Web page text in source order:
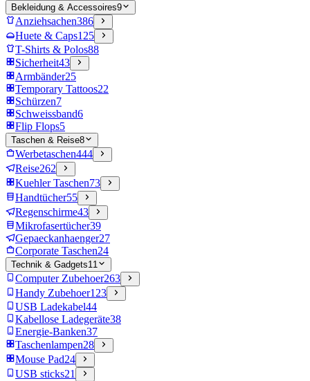
Bekleidung & Accessoires9
Anziehsachen386
Huete & Caps125
T-Shirts & Polos88
Sicherheit43
Armbänder25
Temporary Tattoos22
Schürzen7
Schweissband6
Flip Flops5
Taschen & Reise8
Werbetaschen444
Reise262
Kuehler Taschen73
Handtücher55
Regenschirme43
Mikrofasertücher39
Gepaeckanhaenger27
Corporate Taschen24
Technik & Gadgets11
Computer Zubehoer263
Handy Zubehoer123
USB Ladekabel44
Kabellose Ladegeräte38
Energie-Banken37
Taschenlampen28
Mouse Pad24
USB sticks21